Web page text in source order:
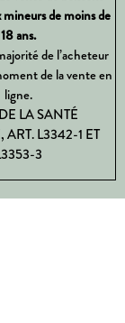
mineurs de moins de
18 ans.
de l’acheteur
de la vente en
ligne.
LA SANTÉ
ART. L3342-1 ET
3